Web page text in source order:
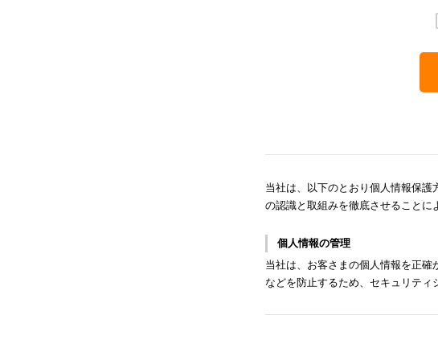
当社は、以下のとおり個人情報保
の認識と取組みを徹底させることに
個人情報の管理
当社は、お客さまの個人情報を正
などを防止するため、セキュリテ